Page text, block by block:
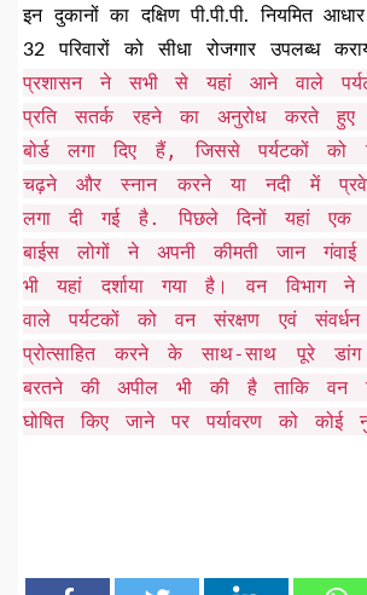
इन दुकानों का दक्षिण पी.पी.पी. नियमित
32 परिवारों को सीधा रोजगार उपलब्ध
प्रशासन ने सभी से यहां आने वाले
प्रति सतर्क रहने का अनुरोध करते हुए
बोर्ड लगा दिए हैं, जिससे पर्यटकों को
चढ़ने और स्नान करने या नदी में
लगा दी गई है. पिछले दिनों यहां एक
बाईस लोगों ने अपनी कीमती जान
भी यहां दर्शाया गया है। वन विभाग
वाले पर्यटकों को वन संरक्षण एवं
प्रोत्साहित करने के साथ-साथ पूरे
बरतने की अपील भी की है ताकि वन
घोषित किए जाने पर पर्यावरण को कोई